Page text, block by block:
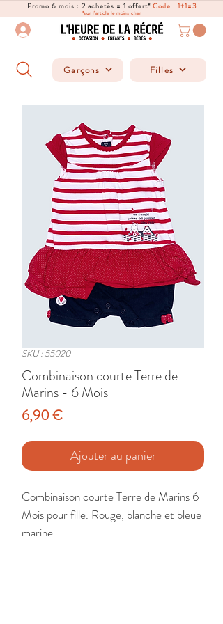
Promo 6 mois : 2 achetés = 1 offert*Code : 1+1=3
*sur l'article le moins cher
Garçons Filles
SKU : 55020
Combinaison courte Terre de
Marins - 6 Mois
6,90 €Prix
Ajouter au panier
Combinaison courte Terre de Marins 6
Mois pour fille. Rouge, blanche et bleue
marine.